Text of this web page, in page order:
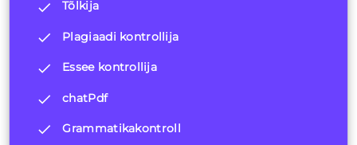
Tõlkija
Plagiaadi kontrollija
Essee kontrollija
chatPdf
Grammatikakontroll